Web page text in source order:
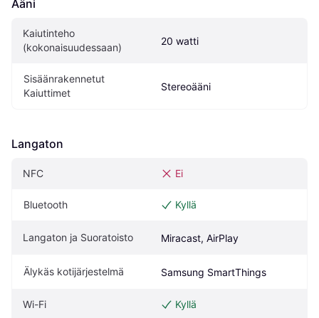
Ääni
Kaiutinteho
(kokonaisuudessaan)
20 watti
Sisäänrakennetut
Kaiuttimet
Stereoääni
Langaton
NFC Ei
Bluetooth Kyllä
Langaton ja Suoratoisto Miracast, AirPlay
Älykäs kotijärjestelmä Samsung SmartThings
Wi-Fi Kyllä